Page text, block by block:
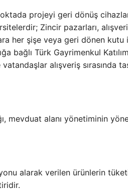
projeyi geri dönüş
Zincir pazarları,
her şişe veya geri dönen
Türk Gayrimenkul Katılımı
alışveriş sırasında
mevduat alanı yönetiminin
alarak verilen ürünlerin